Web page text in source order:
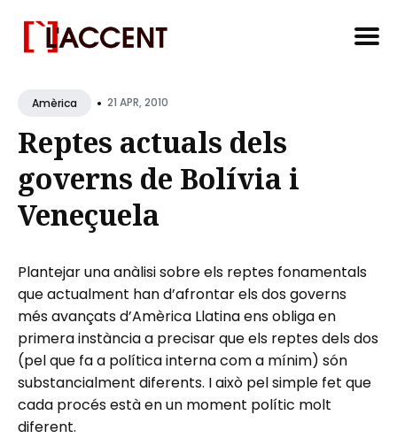
forAmèrica • 21 APR, 2010
Reptes actuals dels
governs de Bolívia i
Veneçuela
Plantejar una anàlisi sobre els reptes fonamentals
que actualment han d’afrontar els dos governs
més avançats d’Amèrica Llatina ens obliga en
primera instància a precisar que els reptes dels dos
(pel que fa a política interna com a mínim) són
substancialment diferents. I això pel simple fet que
cada procés està en un moment polític molt
diferent.